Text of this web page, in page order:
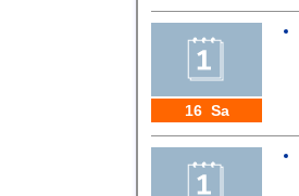
16 Sa